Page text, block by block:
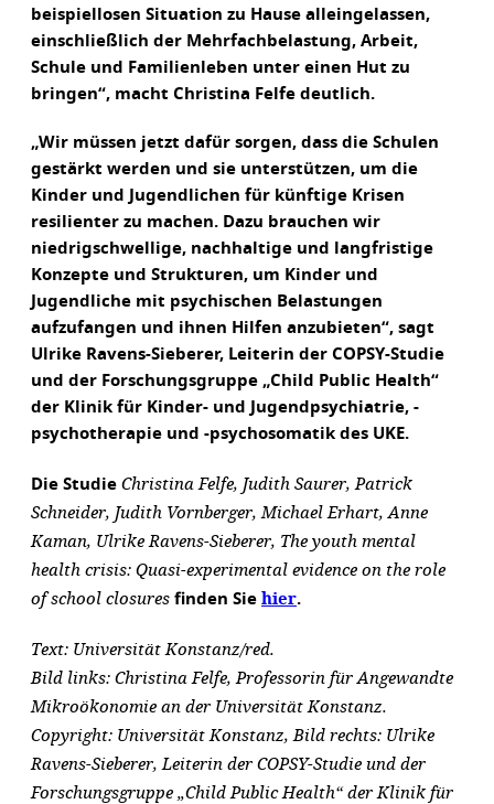
beispiellosen Situation zu Hause alleingelassen,
einschließlich der Mehrfachbelastung, Arbeit,
Schule und Familienleben unter einen Hut zu
bringen“, macht Christina Felfe deutlich.
„Wir müssen jetzt dafür sorgen, dass die Schulen
gestärkt werden und sie unterstützen, um die
Kinder und Jugendlichen für künftige Krisen
resilienter zu machen. Dazu brauchen wir
niedrigschwellige, nachhaltige und langfristige
Konzepte und Strukturen, um Kinder und
Jugendliche mit psychischen Belastungen
aufzufangen und ihnen Hilfen anzubieten“, sagt
Ulrike Ravens-Sieberer, Leiterin der COPSY-Studie
und der Forschungsgruppe „Child Public Health“
der Klinik für Kinder- und Jugendpsychiatrie, -
psychotherapie und -psychosomatik des UKE.
Die Studie Christina Felfe, Judith Saurer, Patrick
Schneider, Judith Vornberger, Michael Erhart, Anne
Kaman, Ulrike Ravens-Sieberer, The youth mental
health crisis: Quasi-experimental evidence on the role
of school closures finden Sie hier.
Text: Universität Konstanz/red.
Bild links: Christina Felfe, Professorin für Angewandte
Mikroökonomie an der Universität Konstanz.
Copyright: Universität Konstanz, Bild rechts: Ulrike
Ravens-Sieberer, Leiterin der COPSY-Studie und der
Forschungsgruppe „Child Public Health“ der Klinik für